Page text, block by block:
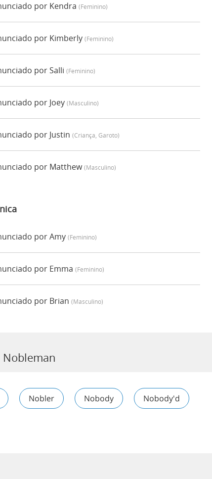
por Kendra (feminino)
por Kimberly (feminino)
por Salli (feminino)
por Joey (masculino)
por Justin (criança, Garoto)
por Matthew(masculino)
por Amy (feminino)
por Emma (feminino)
por Brian (masculino)
Nobleman
Nobler Nobody Nobody'd